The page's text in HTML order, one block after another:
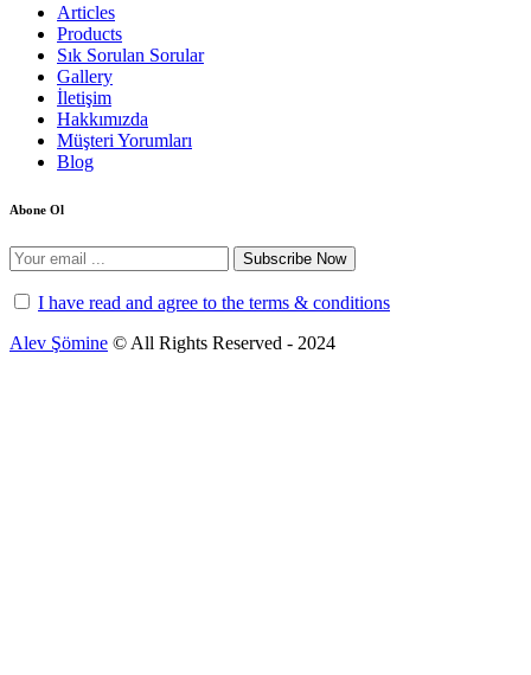
Articles
Products
Sık Sorulan Sorular
Gallery
İletişim
Hakkımızda
Müşteri Yorumları
Blog
Abone Ol
Subscribe Now
I have read and agree to the terms & conditions
Alev Şömine © All Rights Reserved - 2024